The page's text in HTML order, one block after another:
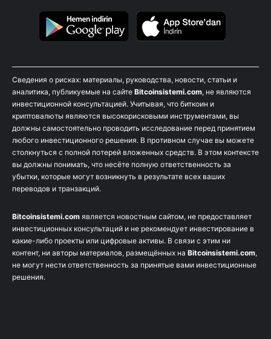
Сведения о рисках: материалы, руководства, новости, статьи и
аналитика, публикуемые на сайте Bitcoinsistemi.com, не являются
инвестиционной консультацией. Учитывая, что биткоин и
криптовалюты являются высокорисковыми инструментами, вы
должны самостоятельно проводить исследование перед принятием
любого инвестиционного решения. В противном случае вы можете
столкнуться с полной потерей вложенных средств. В этом контексте
вы должны понимать, что несёте полную ответственность за
убытки, которые могут возникнуть в результате всех ваших
переводов и транзакций.
Bitcoinsistemi.com является новостным сайтом, не предоставляет
инвестиционных консультаций и не рекомендует инвестирование в
какие-либо проекты или цифровые активы. В связи с этим ни
контент, ни авторы материалов, размещённых на Bitcoinsistemi.com,
не могут нести ответственность за принятые вами инвестиционные
решения.